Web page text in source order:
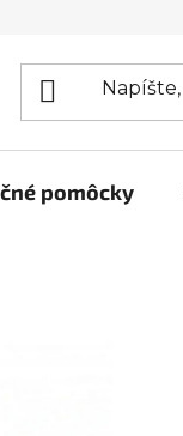
pomôcky